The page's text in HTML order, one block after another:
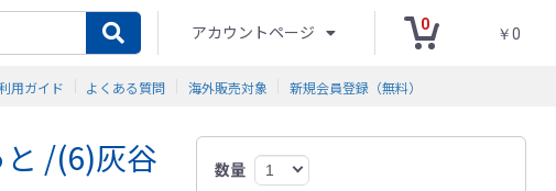
アカウントページ 0
￥0
用ガイド よくある質問 海外販売対象 新規会員登録（無料）
と /(6)灰谷
数量